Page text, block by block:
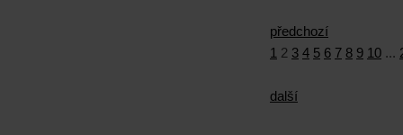
předchozí
1 2 3 4 5 6 7 8 9 10 ...
další